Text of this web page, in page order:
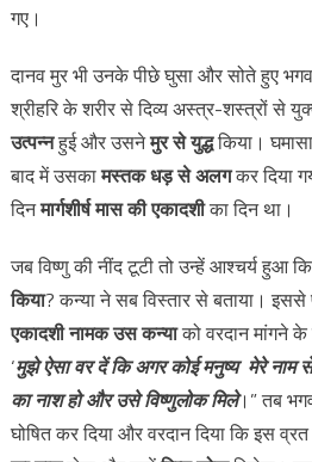
गए।
दानव मुर भी उनके पीछे घुसा और सोते हुए
श्रीहरि के शरीर से दिव्य अस्त्र-शस्त्रों से
उत्पन्नहुई और उसनेमुर से युद्धकिया।
बाद में उसकामस्तक धड़ से अलगकर दिया
दिनमार्गशीर्ष मास की एकादशीका दिन था।
जब विष्णु की नींद टूटी तो उन्हें आश्चर्य हुआ
किया? कन्या ने सब विस्तार से बताया। इससे
एकादशी नामक उस कन्याको वरदान मांगने के
‘मुझे ऐसा वर दें कि अगर कोई मनुष्य मेरे नाम
का नाश हो और उसे विष्णुलोक मिले।” तब
घोषित कर दिया और वरदान दिया कि इस